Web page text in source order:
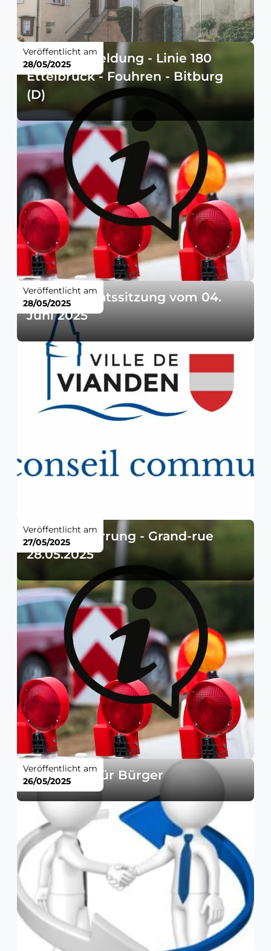
Störungsmeldung - Linie 180
Ettelbruck - Fouhren - Bitburg
(D)
Veröffentlicht am
28/05/2025
Gemeinderatssitzung vom 04.
Juni 2025
Veröffentlicht am
28/05/2025
Straßensperrung - Grand-rue
28.05.2025
Veröffentlicht am
27/05/2025
Sitzungen für Bürger
Veröffentlicht am
26/05/2025